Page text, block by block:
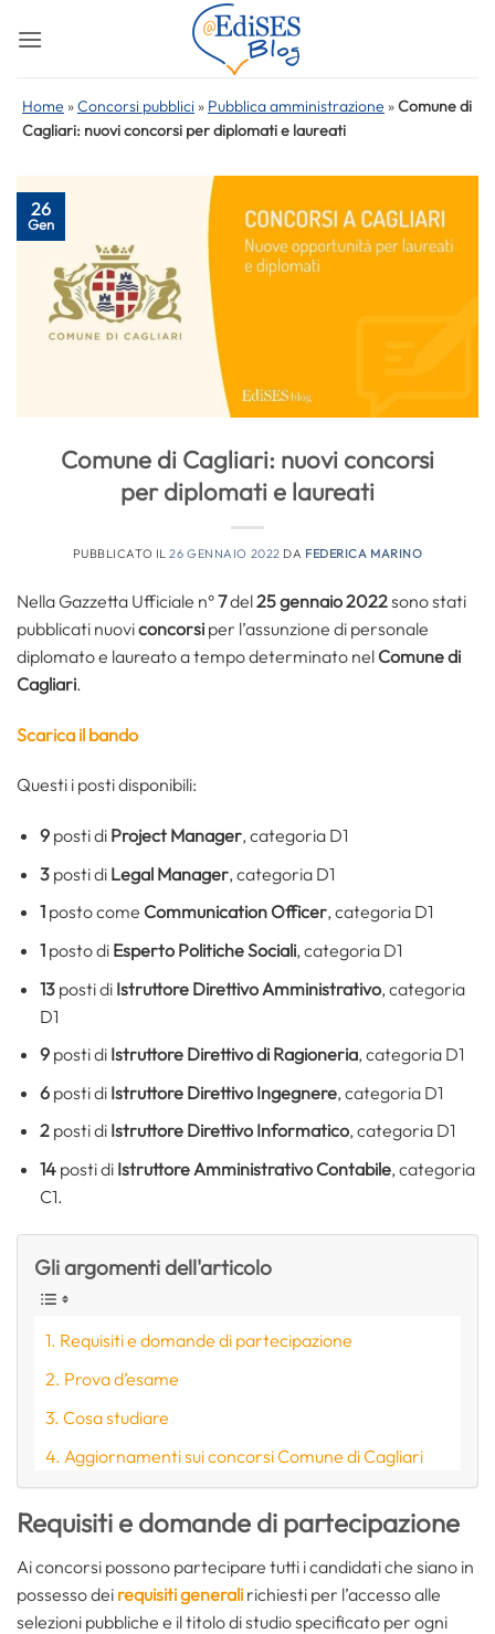
Home »Concorsi pubblici » Pubblica amministrazione »Comune di
Cagliari: nuovi concorsi per diplomati e laureati
26
Gen
Comune di Cagliari: nuovi concorsi
per diplomati e laureati
PUBBLICATO IL26 GENNAIO 2022 DA FEDERICA MARINO
Nella Gazzetta Ufficiale n°7del25 gennaio 2022sono stati
pubblicati nuoviconcorsi per l’assunzione di personale
diplomato e laureato a tempo determinato nel Comune di
Cagliari.
Scarica il bando
Questi i posti disponibili:
9posti di Project Manager, categoria D1
3posti di Legal Manager, categoria D1
1posto come Communication Officer, categoria D1
1posto di Esperto Politiche Sociali, categoria D1
13 posti di Istruttore Direttivo Amministrativo, categoria
D1
9posti di Istruttore Direttivo di Ragioneria, categoria D1
6posti di Istruttore Direttivo Ingegnere, categoria D1
2posti di Istruttore Direttivo Informatico, categoria D1
14posti di Istruttore Amministrativo Contabile, categoria
C1.
Gli argomenti dell'articolo
Requisiti e domande di partecipazione
Prova d’esame
Cosa studiare
Aggiornamenti sui concorsi Comune di Cagliari
Requisiti e domande di partecipazione
Ai concorsi possono partecipare tutti i candidati che siano in
possesso dei requisiti generali richiesti per l’accesso alle
selezioni pubbliche e il titolo di studio specificato per ogni